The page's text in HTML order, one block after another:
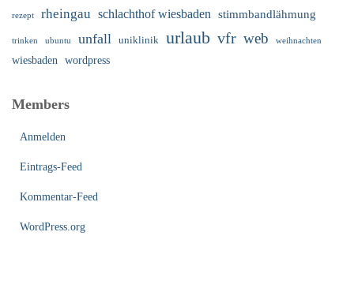
rezept rheingau schlachthof wiesbaden stimmbandlähmung
trinken ubuntu unfall uniklinik urlaub vfr web weihnachten
wiesbaden wordpress
Members
Anmelden
Eintrags-Feed
Kommentar-Feed
WordPress.org